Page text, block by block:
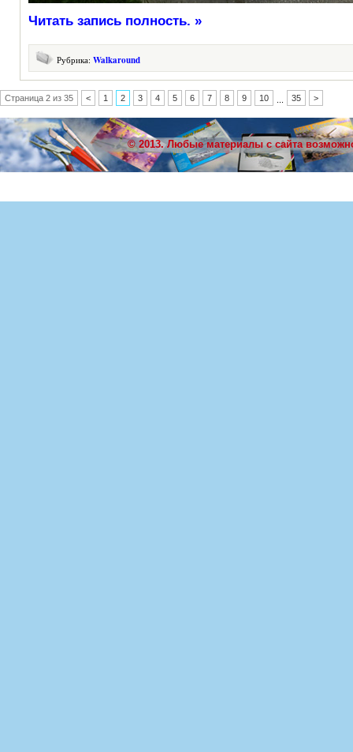
Читать запись полность. »
Рубрика: Walkaround
Страница 2 из 35 < 1 2 3 4 5 6 7 8 9 10 35 >
© 2013. Любые материалы с сайта